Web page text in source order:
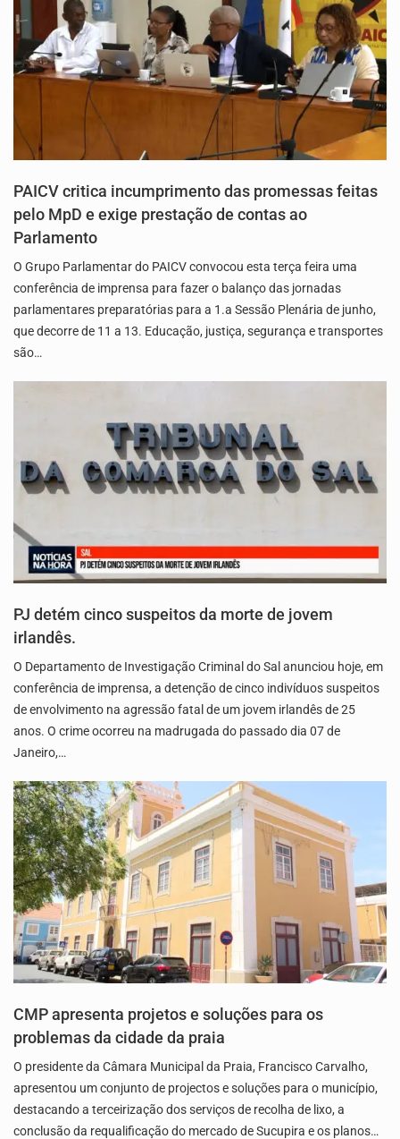
PAICV critica incumprimento das promessas feitas
pelo MpD e exige prestação de contas ao
Parlamento
O Grupo Parlamentar do PAICV convocou esta terça feira uma
conferência de imprensa para fazer o balanço das jornadas
parlamentares preparatórias para a 1.a Sessão Plenária de junho,
que decorre de 11 a 13. Educação, justiça, segurança e transportes
são…
PJ detém cinco suspeitos da morte de jovem
irlandês.
O Departamento de Investigação Criminal do Sal anunciou hoje, em
conferência de imprensa, a detenção de cinco indivíduos suspeitos
de envolvimento na agressão fatal de um jovem irlandês de 25
anos. O crime ocorreu na madrugada do passado dia 07 de
Janeiro,…
CMP apresenta projetos e soluções para os
problemas da cidade da praia
O presidente da Câmara Municipal da Praia, Francisco Carvalho,
apresentou um conjunto de projectos e soluções para o município,
destacando a terceirização dos serviços de recolha de lixo, a
conclusão da requalificação do mercado de Sucupira e os planos…